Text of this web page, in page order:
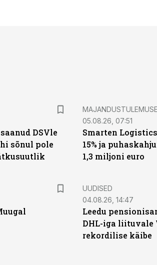
DSVle
sõnul pole
05.08.26, 07:51
Smarten
15% ja
1,3 miljoni euro
UUDISED
04.08.26, 14:47
Leedu
DHL-iga liituvale
rekordilise käibe